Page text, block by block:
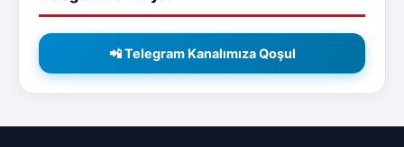
📲 Telegram Kanalımıza Qoşul